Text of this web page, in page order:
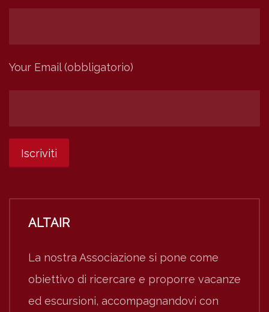
Your Email (obbligatorio)
ALTAIR
La nostra Associazione si pone come
obiettivo di ricercare e proporre vacanze
ed escursioni, accompagnandovi con